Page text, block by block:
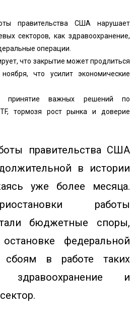
правительства США нарушает
секторов, как здравоохранение,
операции.
что закрытие может продлиться
что усилит экономические
принятие важных решений по
тормозя рост рынка и доверие
правительства США
в истории
уже более месяца.
работы
бюджетные споры,
федеральной
сбоям в работе таких
здравоохранение и